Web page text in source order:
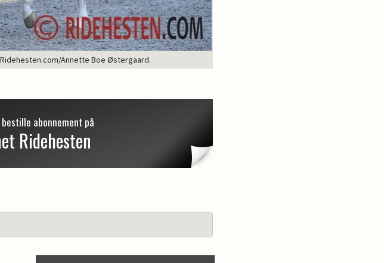
Annette Boe Østergaard.
abonnement på
Ridehesten